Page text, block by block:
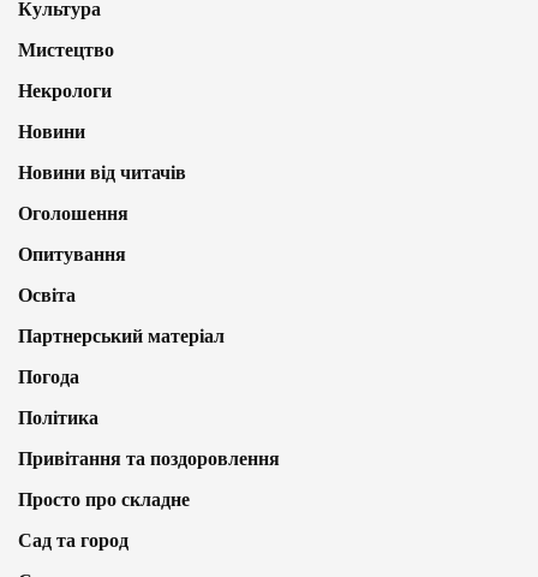
Культура
Мистецтво
Некрологи
Новини
Новини від читачів
Оголошення
Опитування
Освіта
Партнерський матеріал
Погода
Політика
Привітання та поздоровлення
Просто про складне
Сад та город